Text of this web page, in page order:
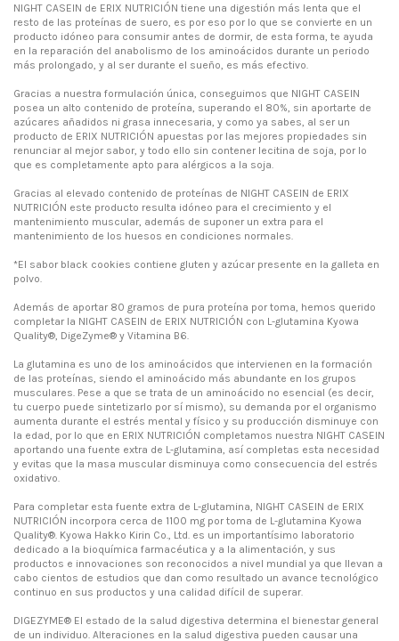
NIGHT CASEIN de ERIX NUTRICIÓN tiene una digestión más lenta que el
resto de las proteínas de suero, es por eso por lo que se convierte en un
producto idóneo para consumir antes de dormir, de esta forma, te ayuda
en la reparación del anabolismo de los aminoácidos durante un periodo
más prolongado, y al ser durante el sueño, es más efectivo.
Gracias a nuestra formulación única, conseguimos que NIGHT CASEIN
posea un alto contenido de proteína, superando el 80%, sin aportarte de
azúcares añadidos ni grasa innecesaria, y como ya sabes, al ser un
producto de ERIX NUTRICIÓN apuestas por las mejores propiedades sin
renunciar al mejor sabor, y todo ello sin contener lecitina de soja, por lo
que es completamente apto para alérgicos a la soja.
Gracias al elevado contenido de proteínas de NIGHT CASEIN de ERIX
NUTRICIÓN este producto resulta idóneo para el crecimiento y el
mantenimiento muscular, además de suponer un extra para el
mantenimiento de los huesos en condiciones normales.
*El sabor black cookies contiene gluten y azúcar presente en la galleta en
polvo.
Además de aportar 80 gramos de pura proteína por toma, hemos querido
completar la NIGHT CASEIN de ERIX NUTRICIÓN con L-glutamina Kyowa
Quality®, DigeZyme® y Vitamina B6.
La glutamina es uno de los aminoácidos que intervienen en la formación
de las proteínas, siendo el aminoácido más abundante en los grupos
musculares. Pese a que se trata de un aminoácido no esencial (es decir,
tu cuerpo puede sintetizarlo por sí mismo), su demanda por el organismo
aumenta durante el estrés mental y físico y su producción disminuye con
la edad, por lo que en ERIX NUTRICIÓN completamos nuestra NIGHT CASEIN
aportando una fuente extra de L-glutamina, así completas esta necesidad
y evitas que la masa muscular disminuya como consecuencia del estrés
oxidativo.
Para completar esta fuente extra de L-glutamina, NIGHT CASEIN de ERIX
NUTRICIÓN incorpora cerca de 1100 mg por toma de L-glutamina Kyowa
Quality®. Kyowa Hakko Kirin Co., Ltd. es un importantísimo laboratorio
dedicado a la bioquímica farmacéutica y a la alimentación, y sus
productos e innovaciones son reconocidos a nivel mundial ya que llevan a
cabo cientos de estudios que dan como resultado un avance tecnológico
continuo en sus productos y una calidad difícil de superar.
DIGEZYME® El estado de la salud digestiva determina el bienestar general
de un individuo. Alteraciones en la salud digestiva pueden causar una